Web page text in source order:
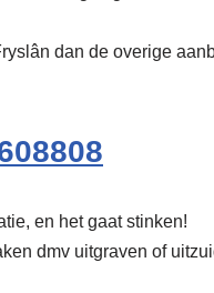
dan de overige
en het gaat stinken!
dmv uitgraven of